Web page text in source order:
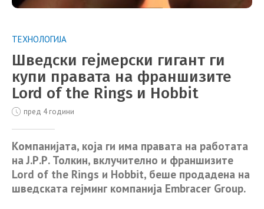
ТЕХНОЛОГИЈА
Шведски гејмерски гигант ги
купи правата на франшизите
Lord of the Rings и Hobbit
пред 4 години
Компанијата, која ги има правата на работата
на Ј.Р.Р. Толкин, вклучително и франшизите
Lord of the Rings и Hobbit, беше продадена на
шведската гејминг компанија Embracer Group.